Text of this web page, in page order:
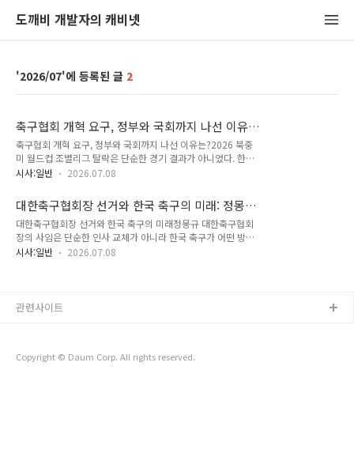
도깨비 개발자의 캐비넷
2026/07 2
축구협회 개혁 요구, 정부와 국회까지 나선 이유
는? 월드컵 탈락이 남긴 행정개혁 숙제
축구협회 개혁 요구, 정부와 국회까지 나선 이유는?2026 북중
미 월드컵 조별리그 탈락은 단순한 경기 결과가 아니었다. 한국
축구 행정 전반에 대한 신뢰 문제로 번졌다.팬들은 전술 실패보
뀌지 않는 운영 구조를 더 크게 문제 삼고 있다.그 결과 축구협회
에 대한 비판은 경기장 밖으로 번졌고, 이제는 정부와 국회가 직
접 개혁 압박을 거는 상황까지 이어졌다.이 변화의 핵심은 성적
부진이 아니라, 성적 부진을 둘러싼 시스템의 한계가 동시에 드
러났다는 점이다.경기 결과보다 더 크게 남은 것은 행정 불신대
시사:일반 2026.07.08
대한축구협회장 선거와 한국 축구의 미래: 정몽규
시대 이후, 무엇이 바뀌어야 하나
대한축구협회장 선거와 한국 축구의 미래정몽규 대한축구협회
장의 사임은 단순한 인사 교체가 아니라 한국 축구가 어떤 방식
으로 다시 신뢰를 회복할지 묻는 출발점이 되었습니다.2026 북
차가 아니라, 대한축구협회가 어떤 의사결정 구조와 책임 체계를
위기는 경기장 안에서만 발생하지 않습니다.리더십의 정당성, 의
시사:일반 2026.07.08
Copyright © Daum Corp. All rights reserved.
관련사이트